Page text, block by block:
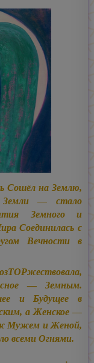
Сошёл на Землю,
— стало
Земного и
Соединилась с
Вечности в
— Земным.
и Будущее в
а Женское —
Мужем и Женой,
всеми Огнями.